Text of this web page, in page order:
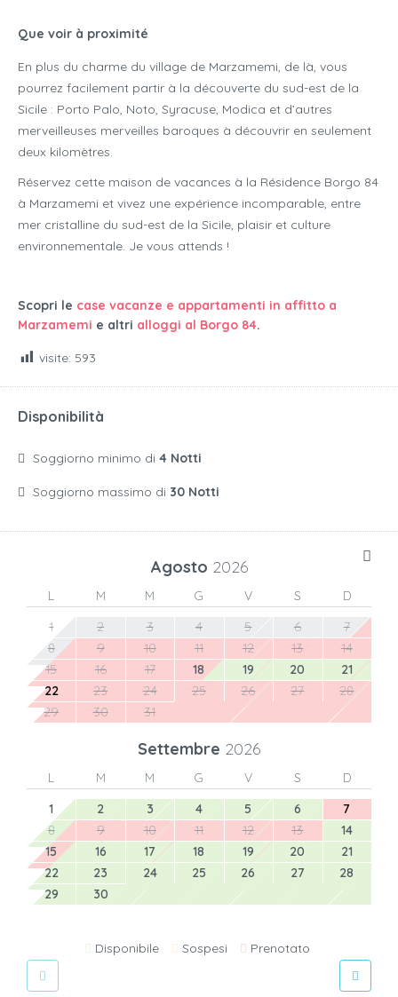
Que voir à proximité
En plus du charme du village de Marzamemi, de là, vous
pourrez facilement partir à la découverte du sud-est de la
Sicile : Porto Palo, Noto, Syracuse, Modica et d’autres
merveilleuses merveilles baroques à découvrir en seulement
deux kilomètres.
Réservez cette maison de vacances à la Résidence Borgo 84
à Marzamemi et vivez une expérience incomparable, entre
mer cristalline du sud-est de la Sicile, plaisir et culture
environnementale. Je vous attends !
Scopri le case vacanze e appartamenti in affitto a
Marzamemi e altri alloggi al Borgo 84.
visite: 593
Disponibilità
Soggiorno minimo di 4 Notti
Soggiorno massimo di 30 Notti
Agosto 2026
L M M G V S
D
1
2 3 4 5 6
7
8
9 10 11 12 13
14
15
16 17 18 19 20
21
22
23 24 25 26 27
28
29
30 31
Settembre 2026
L M M G V S
D
1
2 3 4 5 6
7
8
9 10 11 12 13
14
15
16 17 18 19 20
21
22
23 24 25 26 27
28
29
30
Disponibile Sospesi Prenotato